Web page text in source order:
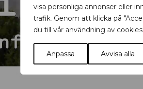
visa personliga annonser eller
trafik. Genom att klicka på
du till vår användning av cookies.
Anpassa Avvisa alla